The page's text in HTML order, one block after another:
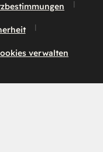
verwalten